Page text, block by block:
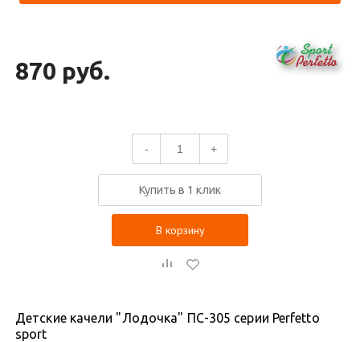
870 руб.
- +
Купить в 1 клик
В корзину
Детские качели "Лодочка" ПС-305 серии Perfetto
sport